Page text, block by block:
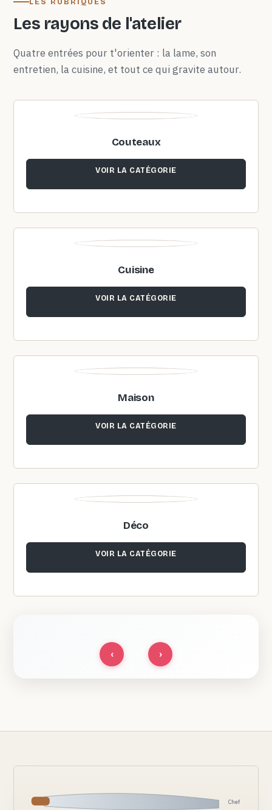
Les rayons de l'atelier
Quatre entrées pour t'orienter : la lame, son
entretien, la cuisine, et tout ce qui gravite autour.
Couteaux
VOIR LA CATÉGORIE
Cuisine
VOIR LA CATÉGORIE
Maison
VOIR LA CATÉGORIE
Déco
VOIR LA CATÉGORIE
‹ ›
Chef